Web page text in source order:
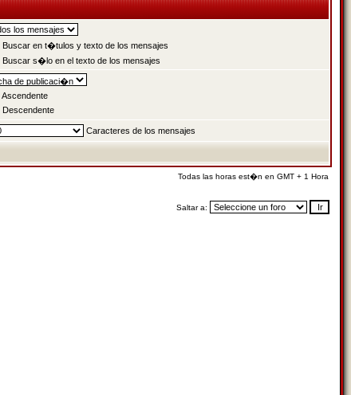
Buscar en t�tulos y texto de los mensajes
Buscar s�lo en el texto de los mensajes
Ascendente
Descendente
Caracteres de los mensajes
Todas las horas est�n en GMT + 1 Hora
Saltar a: